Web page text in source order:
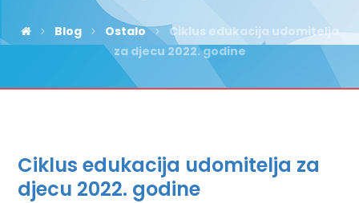
Blog Ostalo
Ciklus edukacija udomitelja
za djecu 2022. godine
Ciklus edukacija udomitelja za
djecu 2022. godine